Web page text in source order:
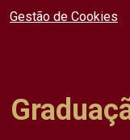
Gestão de Cookies